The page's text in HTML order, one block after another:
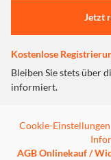
Jetzt
Kostenlose
Bleiben Sie stets über
informiert.
Cookie-Einstellungen
AGB Onlinekauf /